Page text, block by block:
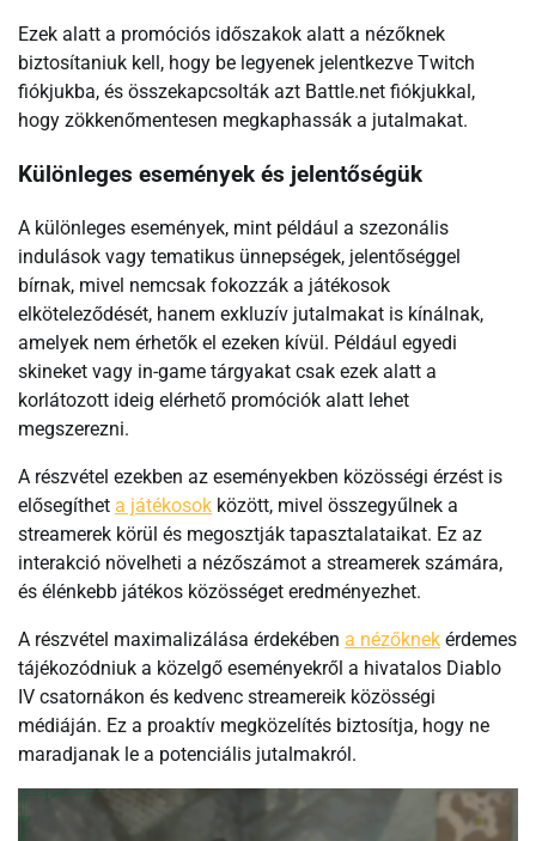
Ezek alatt a promóciós időszakok alatt a nézőknek
biztosítaniuk kell, hogy be legyenek jelentkezve Twitch
fiókjukba, és összekapcsolták azt Battle.net fiókjukkal,
hogy zökkenőmentesen megkaphassák a jutalmakat.
Különleges események és jelentőségük
A különleges események, mint például a szezonális
indulások vagy tematikus ünnepségek, jelentőséggel
bírnak, mivel nemcsak fokozzák a játékosok
elköteleződését, hanem exkluzív jutalmakat is kínálnak,
amelyek nem érhetők el ezeken kívül. Például egyedi
skineket vagy in-game tárgyakat csak ezek alatt a
korlátozott ideig elérhető promóciók alatt lehet
megszerezni.
A részvétel ezekben az eseményekben közösségi érzést is
elősegíthet a játékosok között, mivel összegyűlnek a
streamerek körül és megosztják tapasztalataikat. Ez az
interakció növelheti a nézőszámot a streamerek számára,
és élénkebb játékos közösséget eredményezhet.
A részvétel maximalizálása érdekében a nézőknek érdemes
tájékozódniuk a közelgő eseményekről a hivatalos Diablo
IV csatornákon és kedvenc streamereik közösségi
médiáján. Ez a proaktív megközelítés biztosítja, hogy ne
maradjanak le a potenciális jutalmakról.